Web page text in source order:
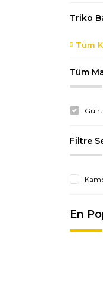
Triko
Tüm
Tüm
Filtre
En